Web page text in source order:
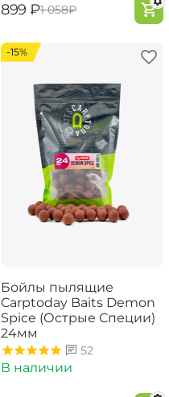
‍899‍ ₽‍1 058‍₽
-15%
Бойлы пылящие
Carptoday Baits Demon
Spice (Острые Специи)
24мм
52
В наличии